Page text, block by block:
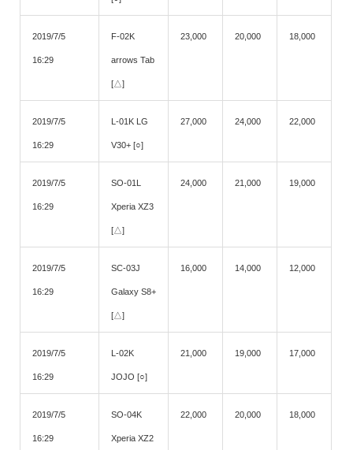
2019/7/5
16:29
F-02K
arrows Tab
[△]
23,000 20,000 18,000
2019/7/5
16:29
L-01K LG
V30+ [○]
27,000 24,000 22,000
2019/7/5
16:29
SO-01L
Xperia XZ3
[△]
24,000 21,000 19,000
2019/7/5
16:29
SC-03J
Galaxy S8+
[△]
16,000 14,000 12,000
2019/7/5
16:29
L-02K
JOJO [○]
21,000 19,000 17,000
2019/7/5
16:29
SO-04K
Xperia XZ2
22,000 20,000 18,000